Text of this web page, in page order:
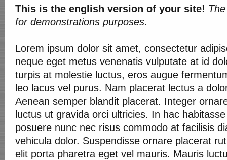
This is the english version of your site!
for demonstrations purposes.
Lorem ipsum dolor sit amet, consectetur
neque eget metus venenatis vulputate at id
turpis at molestie luctus, eros augue
leo lacus vel purus. Nam placerat lectus a
Aenean semper blandit placerat. Integer
luctus ut gravida orci ultricies. In hac
posuere nunc nec risus commodo at facilisis
vehicula dolor. Suspendisse ornare placerat
elit porta pharetra eget vel mauris. Mauris